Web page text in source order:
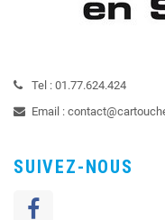
Tel : 01.77.624.424
Email :
SUIVEZ-NOUS